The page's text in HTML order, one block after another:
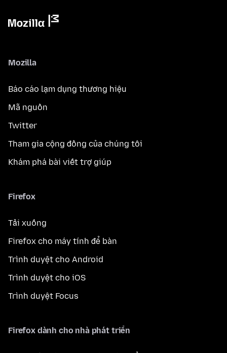
Mozilla
Báo cáo lạm dụng thương hiệu
Mã nguồn
Twitter
Tham gia cộng đồng của chúng tôi
Khám phá bài viết trợ giúp
Firefox
Tải xuống
Firefox cho máy tính để bàn
Trình duyệt cho Android
Trình duyệt cho iOS
Trình duyệt Focus
Firefox dành cho nhà phát triển